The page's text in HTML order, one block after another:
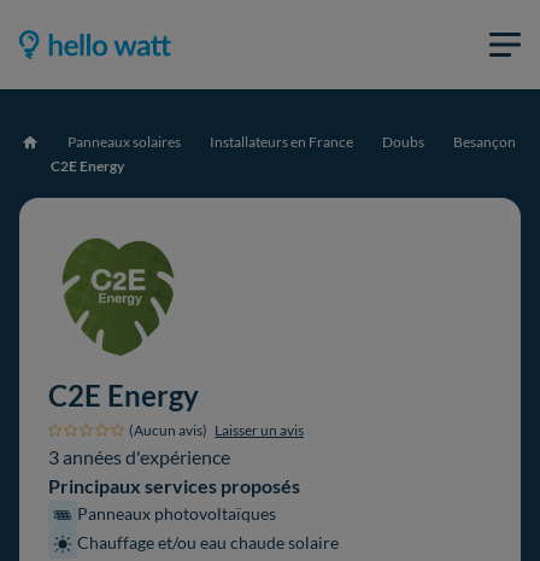
Accueil Panneaux solaires Installateurs en France Doubs
Besançon
C2E Energy
C2E Energy
(Aucun avis) Laisser un avis
3 années d'expérience
Principaux services proposés
Panneaux photovoltaïques
Chauffage et/ou eau chaude solaire